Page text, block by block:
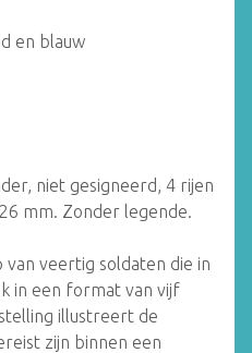
en blauw
niet gesigneerd, 4 rijen
mm. Zonder legende.
veertig soldaten die in
in een format van vijf
illustreert de
zijn binnen een